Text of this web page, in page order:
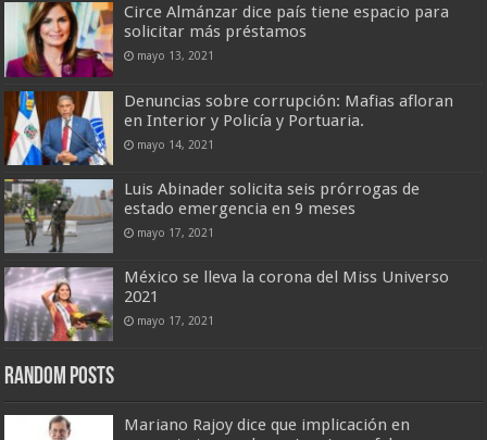
Circe Almánzar dice país tiene espacio para
solicitar más préstamos
mayo 13, 2021
Denuncias sobre corrupción: Mafias afloran
en Interior y Policía y Portuaria.
mayo 14, 2021
Luis Abinader solicita seis prórrogas de
estado emergencia en 9 meses
mayo 17, 2021
México se lleva la corona del Miss Universo
2021
mayo 17, 2021
Random Posts
Mariano Rajoy dice que implicación en